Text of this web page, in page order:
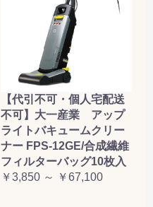
【代引不可・個人宅配送
不可】大一産業 アップ
ライトバキュームクリー
ナー FPS-12GE/合成繊維
フィルターバッグ10枚入
￥3,850 ～ ￥67,100